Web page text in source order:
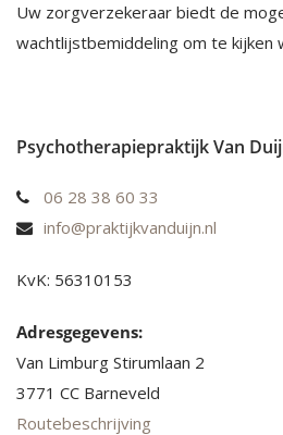
Uw zorgverzekeraar biedt de
wachtlijstbemiddeling om te kijken
Psychotherapiepraktijk Van
06 28 38 60 33
info@praktijkvanduijn.nl
KvK: 56310153
Adresgegevens:
Van Limburg Stirumlaan 2
3771 CC Barneveld
Routebeschrijving